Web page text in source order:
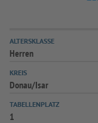
ALTERSKLASSE
Herren
KREIS
Donau/Isar
TABELLENPLATZ
1